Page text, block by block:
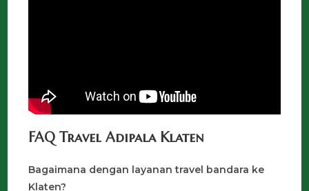
FAQ Travel Adipala Klaten
Bagaimana dengan layanan travel bandara ke
Klaten?